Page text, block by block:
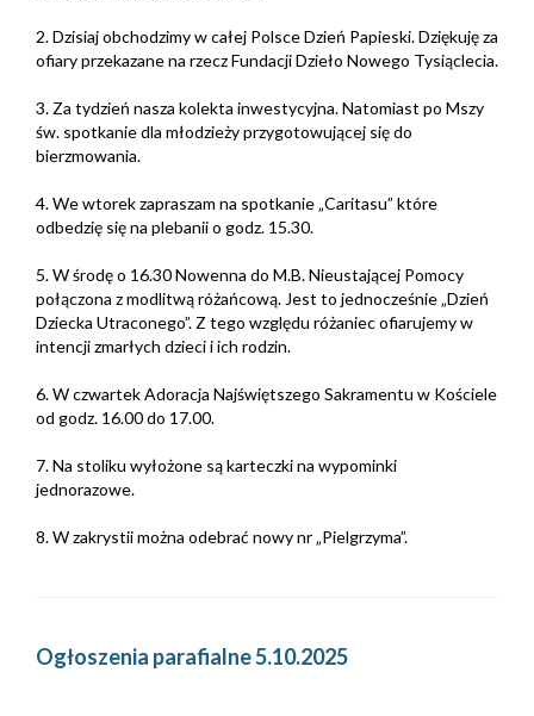
2. Dzisiaj obchodzimy w całej Polsce Dzień Papieski. Dziękuję za
ofiary przekazane na rzecz Fundacji Dzieło Nowego Tysiąclecia.
3. Za tydzień nasza kolekta inwestycyjna. Natomiast po Mszy
św. spotkanie dla młodzieży przygotowującej się do
bierzmowania.
4. We wtorek zapraszam na spotkanie „Caritasu” które
odbedzię się na plebanii o godz. 15.30.
5. W środę o 16.30 Nowenna do M.B. Nieustającej Pomocy
połączona z modlitwą różańcową. Jest to jednocześnie „Dzień
Dziecka Utraconego”. Z tego względu różaniec ofiarujemy w
intencji zmarłych dzieci i ich rodzin.
6. W czwartek Adoracja Najświętszego Sakramentu w Kościele
od godz. 16.00 do 17.00.
7. Na stoliku wyłożone są karteczki na wypominki
jednorazowe.
8. W zakrystii można odebrać nowy nr „Pielgrzyma”.
Ogłoszenia parafialne 5.10.2025